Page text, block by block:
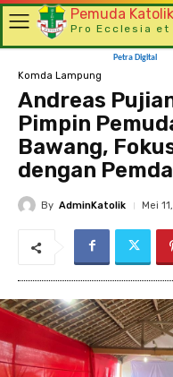
Pemuda Katolik
Pro Ecclesia et
Petra Digital
Komda Lampung
Andreas
Pimpin
Bawang,
dengan Pemda
By AdminKatolik Mei